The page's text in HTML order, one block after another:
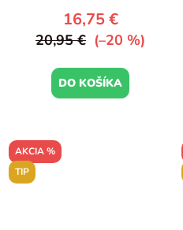
16,75 €
20,95 € (–20 %)
DO KOŠÍKA
AKCIA %
TIP